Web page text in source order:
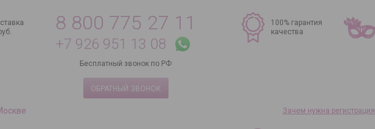
8 800 775 27 11
+7 926 951 13 08
Бесплатный звонок по РФ
ОБРАТНЫЙ ЗВОНОК
100% гарантия
качества
Зачем нужна регистрация